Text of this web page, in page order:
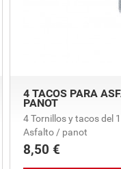
4 TACOS PARA
PANOT
4 Tornillos y tacos del
Asfalto / panot
Precio
8,50 €